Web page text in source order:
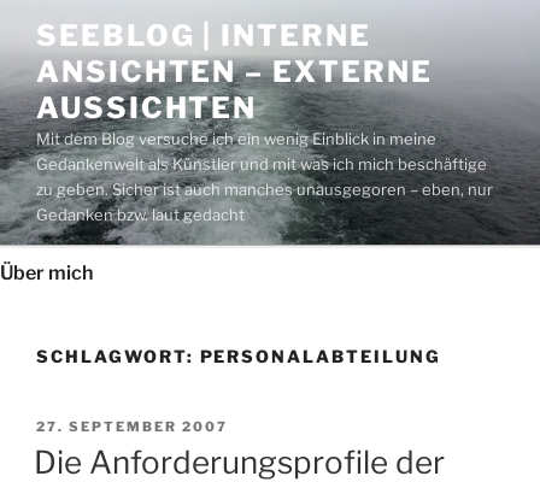
Inhalt
springen
SEEBLOG | INTERNE
ANSICHTEN – EXTERNE
AUSSICHTEN
Mit dem Blog versuche ich ein wenig Einblick in meine
Gedankenwelt als Künstler und mit was ich mich beschäftige
zu geben. Sicher ist auch manches unausgegoren – eben, nur
Gedanken bzw. laut gedacht
Über mich
SCHLAGWORT: PERSONALABTEILUNG
VERÖFFENTLICHT
AM
27. SEPTEMBER 2007
Die Anforderungsprofile der